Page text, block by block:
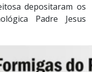
depositaram os
Padre Jesus